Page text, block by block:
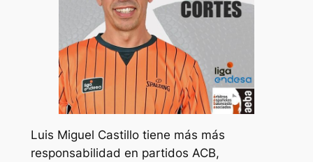
Luis Miguel Castillo tiene más más
responsabilidad en partidos ACB,